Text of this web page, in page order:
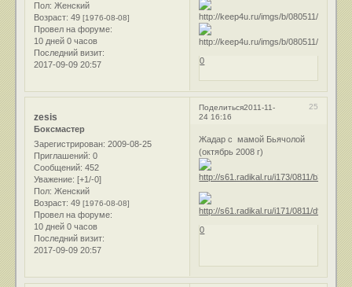
Пол: Женский
Возраст: 49[1976-08-08]
Провел на форуме:
10 дней 0 часов
Последний визит:
2017-09-09 20:57
0
Поделиться 25
2011-11-
24 16:16
zesis
Боксмастер
Зарегистрирован: 2009-08-25
Приглашений: 0
Сообщений: 452
Уважение: [+1/-0]
Пол: Женский
Возраст: 49[1976-08-08]
Провел на форуме:
10 дней 0 часов
Последний визит:
2017-09-09 20:57
Жадар с мамой Бьячолой
(октябрь 2008 г)
0